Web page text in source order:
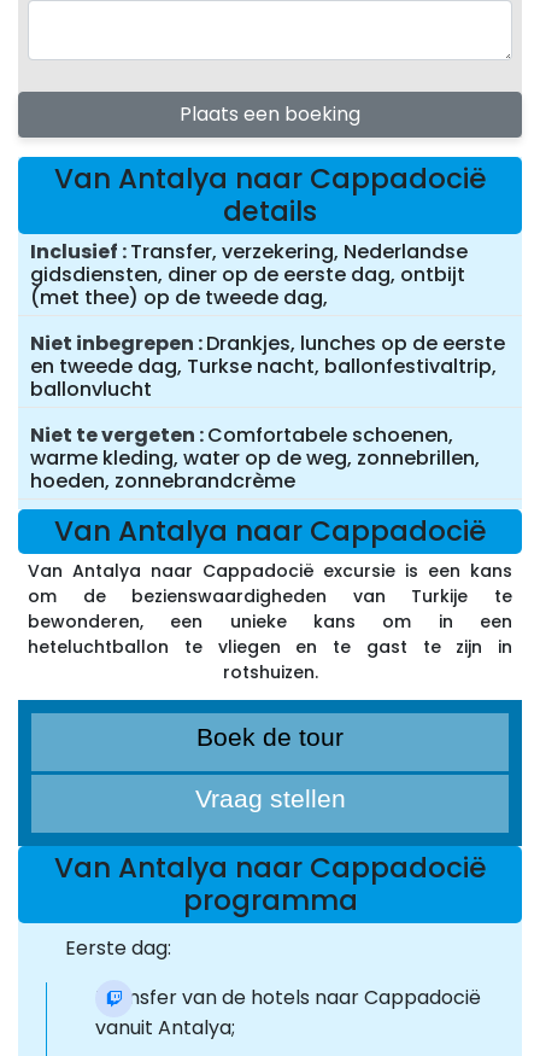
Plaats een boeking
Van Antalya naar Cappadocië
details
Inclusief Transfer, verzekering, Nederlandse
gidsdiensten, diner op de eerste dag, ontbijt
(met thee) op de tweede dag,
Niet inbegrepen Drankjes, lunches op de eerste
en tweede dag, Turkse nacht, ballonfestivaltrip,
ballonvlucht
Niet te vergeten Comfortabele schoenen,
warme kleding, water op de weg, zonnebrillen,
hoeden, zonnebrandcrème
Van Antalya naar Cappadocië
Van Antalya naar Cappadocië excursie is een kans
om de bezienswaardigheden van Turkije te
bewonderen, een unieke kans om in een
heteluchtballon te vliegen en te gast te zijn in
rotshuizen.
Boek de tour
Vraag stellen
Van Antalya naar Cappadocië
programma
Eerste dag:
Transfer van de hotels naar Cappadocië
vanuit Antalya;